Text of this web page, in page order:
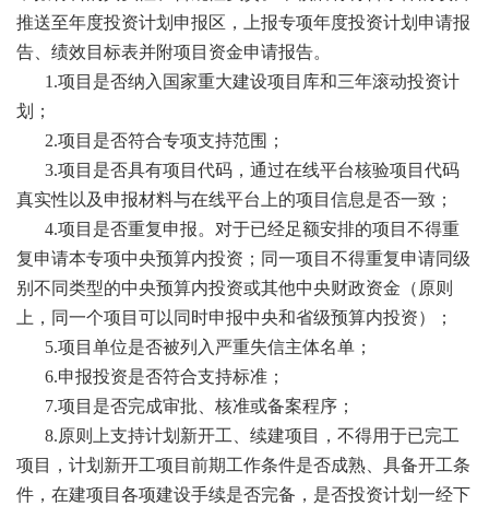
推送至年度投资计划申报区，上报专项年度投资计划申请报
告、绩效目标表并附项目资金申请报告。
1.项目是否纳入国家重大建设项目库和三年滚动投资计
划；
2.项目是否符合专项支持范围；
3.项目是否具有项目代码，通过在线平台核验项目代码
真实性以及申报材料与在线平台上的项目信息是否一致；
4.项目是否重复申报。对于已经足额安排的项目不得重
复申请本专项中央预算内投资；同一项目不得重复申请同级
别不同类型的中央预算内投资或其他中央财政资金（原则
上，同一个项目可以同时申报中央和省级预算内投资）；
5.项目单位是否被列入严重失信主体名单；
6.申报投资是否符合支持标准；
7.项目是否完成审批、核准或备案程序；
8.原则上支持计划新开工、续建项目，不得用于已完工
项目，计划新开工项目前期工作条件是否成熟、具备开工条
件，在建项目各项建设手续是否完备，是否投资计划一经下